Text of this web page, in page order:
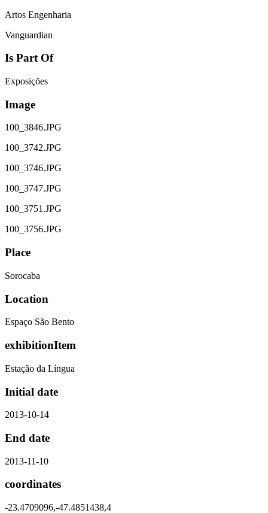
Artos Engenharia
Vanguardian
Is Part Of
Exposições
Image
100_3846.JPG
100_3742.JPG
100_3746.JPG
100_3747.JPG
100_3751.JPG
100_3756.JPG
Place
Sorocaba
Location
Espaço São Bento
exhibitionItem
Estação da Língua
Initial date
2013-10-14
End date
2013-11-10
coordinates
-23.4709096,-47.4851438,4